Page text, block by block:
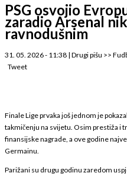
PSG osvojio
zaradio Arsenal
ravnodušnim
31. 05. 2026 - 11:38 | Drugi pišu >>
Tweet
Finale Lige prvaka još jednom je
takmičenju na svijetu. Osim prestiža i
finansijske nagrade, a ove godine
Germainu.
Parižani su drugu godinu zaredom